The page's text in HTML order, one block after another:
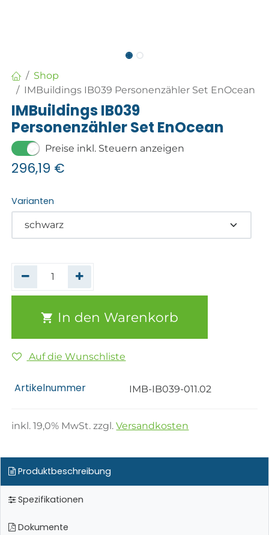
Shop
IMBuildings IB039 Personenzähler Set EnOcean
IMBuildings IB039
Personenzähler Set EnOcean
Preise inkl. Steuern anzeigen
296,19 €
Varianten
In den Warenkorb
Auf die Wunschliste
Artikelnummer IMB-IB039-011.02
inkl.19,0% MwSt. zzgl.Versandkosten
Produktbeschreibung
Spezifikationen
Dokumente